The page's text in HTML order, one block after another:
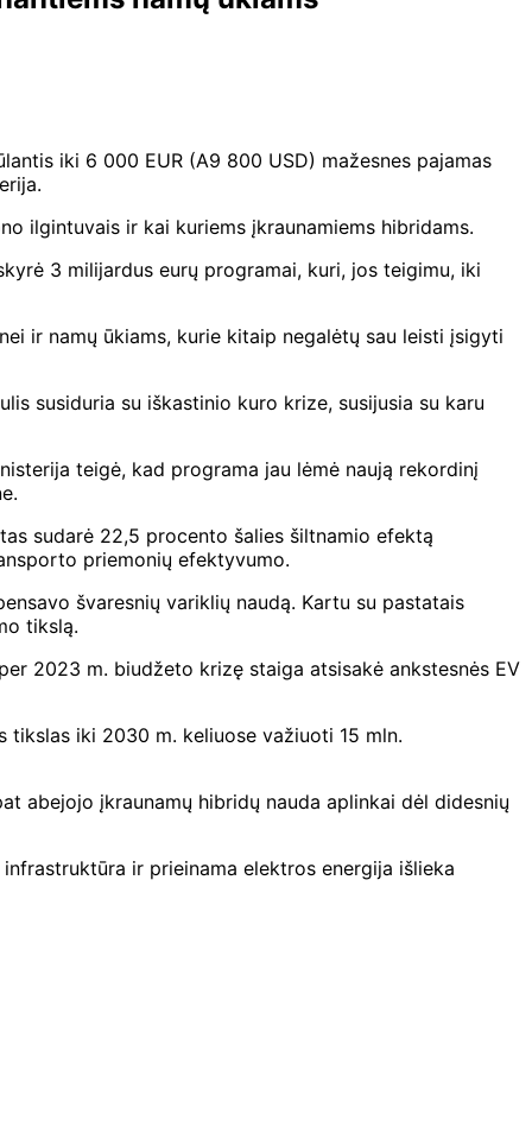
iki 6 000 EUR (A9 800 USD) mažesnes pajamas
ilgintuvais ir kai kuriems įkraunamiems hibridams.
3 milijardus eurų programai, kuri, jos teigimu, iki
ir namų ūkiams, kurie kitaip negalėtų sau leisti įsigyti
susiduria su iškastinio kuro krize, susijusia su karu
teigė, kad programa jau lėmė naują rekordinį
sudarė 22,5 procento šalies šiltnamio efektą
priemonių efektyvumo.
švaresnių variklių naudą. Kartu su pastatais
tikslą.
2023 m. biudžeto krizę staiga atsisakė ankstesnės EV
iki 2030 m. keliuose važiuoti 15 mln.
abejojo ​​įkraunamų hibridų nauda aplinkai dėl didesnių
ir prieinama elektros energija išlieka